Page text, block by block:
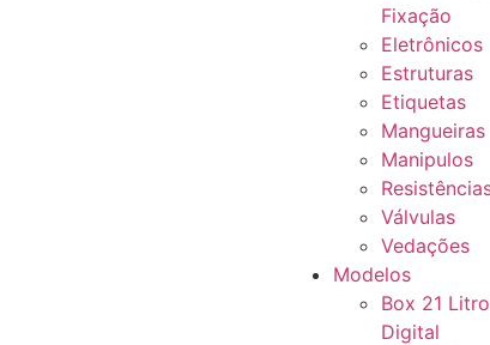
Fixação
Eletrônicos
Estruturas
Etiquetas
Mangueiras
Manipulos
Válvulas
Vedações
Modelos
Box 21
Digital